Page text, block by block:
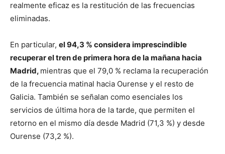
realmente eficaz es la restitución de las frecuencias
eliminadas.
En particular, el 94,3 % considera imprescindible
recuperar el tren de primera hora de la mañana hacia
Madrid, mientras que el 79,0 % reclama la recuperación
de la frecuencia matinal hacia Ourense y el resto de
Galicia. También se señalan como esenciales los
servicios de última hora de la tarde, que permiten el
retorno en el mismo día desde Madrid (71,3 %) y desde
Ourense (73,2 %).